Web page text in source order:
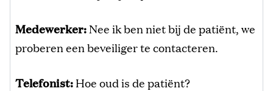
Medewerker:Nee ik ben niet bij de patiënt, we
proberen een beveiliger te contacteren.
Telefonist:Hoe oud is de patiënt?